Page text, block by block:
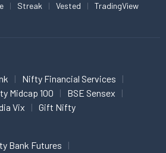
Streak Vested TradingView
Nifty Financial Services
Midcap 100
BSE Sensex
Vix Gift Nifty
Bank Futures